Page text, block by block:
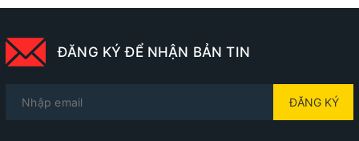
ĐĂNG KÝ ĐỂ NHẬN BẢN TIN
ĐĂNG KÝ